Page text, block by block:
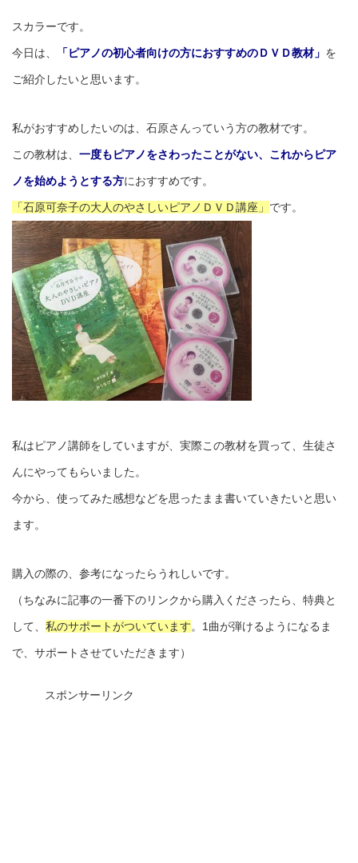
スカラーです。
今日は、 「ピアノの初心者向けの方におすすめのＤＶＤ教材」 を
ご紹介したいと思います。
私がおすすめしたいのは、石原さんっていう方の教材です。
この教材は、 一度もピアノをさわったことがない、これからピア
ノを始めようとする方におすすめです。
「石原可奈子の大人のやさしいピアノＤＶＤ講座」 です。
私はピアノ講師をしていますが、実際この教材を買って、生徒さ
んにやってもらいました。
今から、使ってみた感想などを思ったまま書いていきたいと思い
ます。
購入の際の、参考になったらうれしいです。
（ちなみに記事の一番下のリンクから購入くださったら、特典と
して、 私のサポートがついています。1曲が弾けるようになるま
で、サポートさせていただきます）
スポンサーリンク